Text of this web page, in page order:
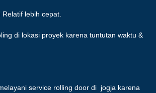
lebih cepat.
di lokasi proyek karena tuntutan waktu &
service rolling door di jogja karena